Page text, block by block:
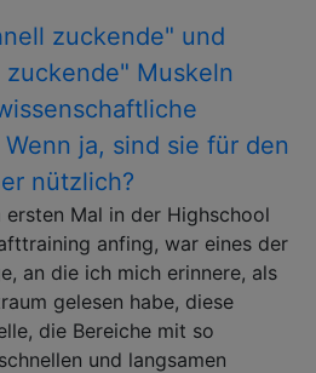
zuckende" und
zuckende" Muskeln
ja, sind sie für den
nützlich?
ersten Mal in der Highschool
anfing, war eines der
an die ich mich erinnere, als
gelesen habe, diese
die Bereiche mit so
und langsamen